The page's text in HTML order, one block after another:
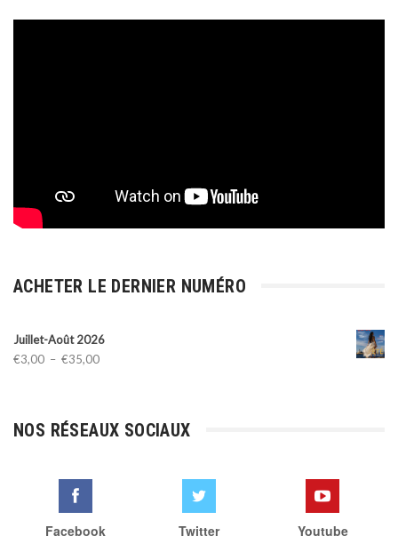
ACHETER LE DERNIER NUMÉRO
Juillet-Août 2026
€3,00 – €35,00Plage
à
NOS RÉSEAUX SOCIAUX
Facebook Twitter Youtube